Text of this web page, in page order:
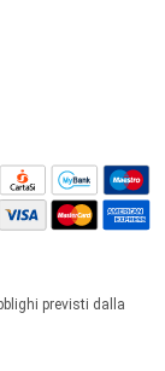
previsti dalla